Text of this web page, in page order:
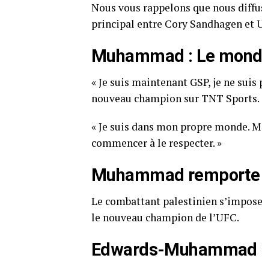
Nous vous rappelons que nous
principal entre Cory Sandhagen et
Muhammad : Le
« Je suis maintenant GSP, je ne
nouveau champion sur TNT Sports.
« Je suis dans mon propre monde.
commencer à le respecter. »
Muhammad
Le combattant palestinien
le nouveau champion de l’UFC.
Edwards-Muhammad